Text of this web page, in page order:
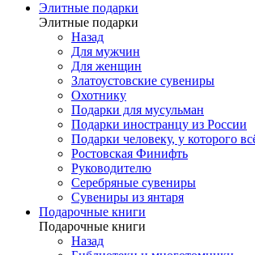
Элитные подарки
Элитные подарки
Назад
Для мужчин
Для женщин
Златоустовские сувениры
Охотнику
Подарки для мусульман
Подарки иностранцу из России
Подарки человеку, у которого
Ростовская Финифть
Руководителю
Серебряные сувениры
Сувениры из янтаря
Подарочные книги
Подарочные книги
Назад